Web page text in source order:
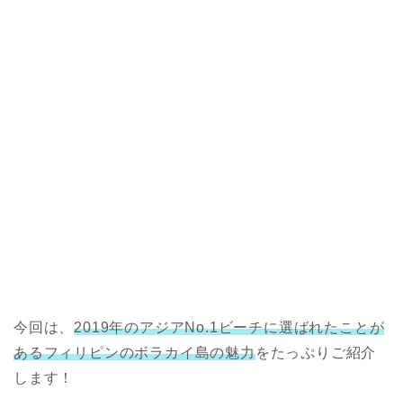
今回は、2019年のアジアNo.1ビーチに選ばれたことが
あるフィリピンのボラカイ島の魅力をたっぷりご紹介
します！